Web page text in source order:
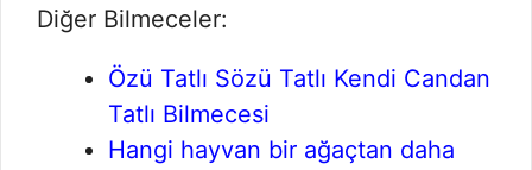
Diğer Bilmeceler:
Özü Tatlı Sözü Tatlı Kendi Candan
Tatlı Bilmecesi
Hangi hayvan bir ağaçtan daha